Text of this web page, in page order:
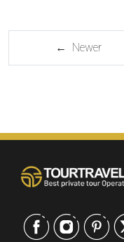
← Newer